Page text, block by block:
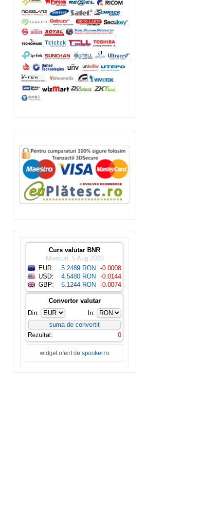
Curs valutar BNR
Miercuri, 5 Aug 2026
EUR:
5.2489 RON
-0.0008
USD:
4.5480 RON
-0.0144
GBP:
6.1244 RON -0.0074
Convertor valutar
Din:
In:
Rezultat: 0
widget oferit de spooker.ro